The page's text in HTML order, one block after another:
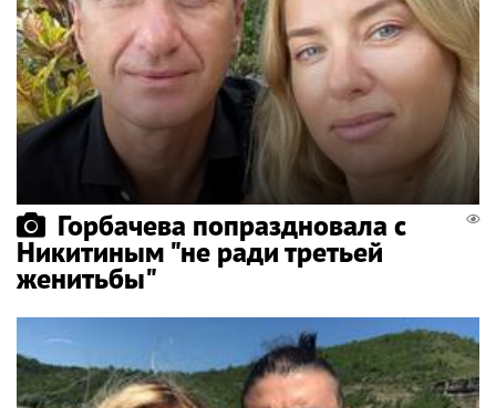
Горбачева попраздновала с
Никитиным "не ради третьей
женитьбы"